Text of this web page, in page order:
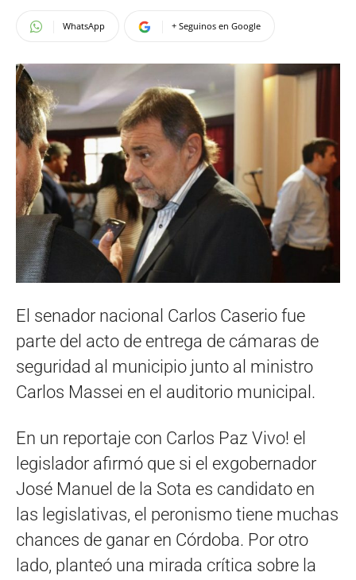
WhatsApp + Seguinos en Google
El senador nacional Carlos Caserio fue
parte del acto de entrega de cámaras de
seguridad al municipio junto al ministro
Carlos Massei en el auditorio municipal.
En un reportaje con Carlos Paz Vivo! el
legislador afirmó que si el exgobernador
José Manuel de la Sota es candidato en
las legislativas, el peronismo tiene muchas
chances de ganar en Córdoba. Por otro
lado, planteó una mirada crítica sobre la